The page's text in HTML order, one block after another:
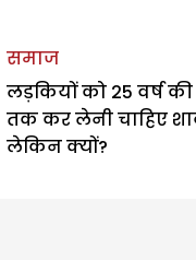
समाज
लड़कियों को 25 वर्ष की
तक कर लेनी चाहिए
लेकिन क्यों?